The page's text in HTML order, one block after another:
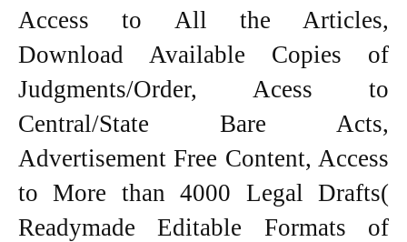
Access to All the Articles,
Download Available Copies of
Judgments/Order, Acess to
Central/State Bare Acts,
Advertisement Free Content, Access
to More than 4000 Legal Drafts(
Readymade Editable Formats of